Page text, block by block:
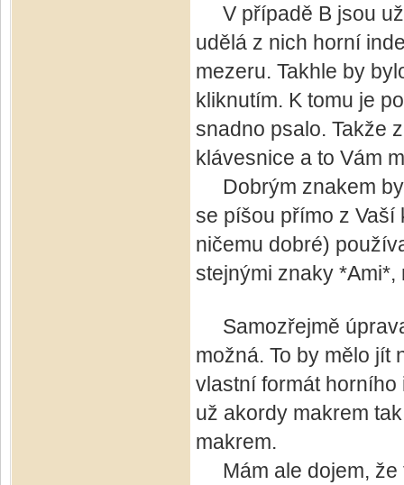
V případě B jsou už
udělá z nich horní
mezeru. Takhle by
kliknutím. K tomu je
snadno psalo. Takže
klávesnice a to Vám
Dobrým znakem by
se píšou přímo z
ničemu dobré)
stejnými znaky *Ami*,
Samozřejmě
možná. To by mělo jít
vlastní formát
už akordy makrem
makrem.
Mám ale dojem, že